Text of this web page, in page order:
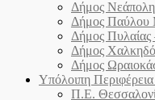
Δήμος
Δήμος Παύλου
Δήμος Πυλαίας
Δήμος
Δήμος
Υπόλοιπη
Π.Ε.